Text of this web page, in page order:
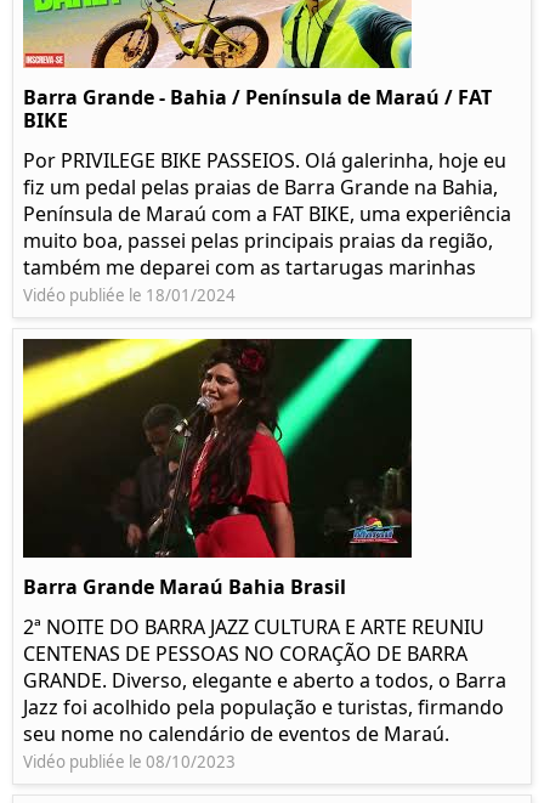
Barra Grande - Bahia / Península de Maraú / FAT
BIKE
Por PRIVILEGE BIKE PASSEIOS. Olá galerinha, hoje eu
fiz um pedal pelas praias de Barra Grande na Bahia,
Península de Maraú com a FAT BIKE, uma experiência
muito boa, passei pelas principais praias da região,
também me deparei com as tartarugas marinhas
Vidéo publiée le 18/01/2024
Barra Grande Maraú Bahia Brasil
2ª NOITE DO BARRA JAZZ CULTURA E ARTE REUNIU
CENTENAS DE PESSOAS NO CORAÇÃO DE BARRA
GRANDE. Diverso, elegante e aberto a todos, o Barra
Jazz foi acolhido pela população e turistas, firmando
seu nome no calendário de eventos de Maraú.
Vidéo publiée le 08/10/2023